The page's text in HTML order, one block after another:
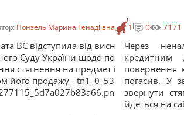
Понзель Марина Генадіївна 1 0 7171
Через
повернення
погасив. У
звернути
йдеться на